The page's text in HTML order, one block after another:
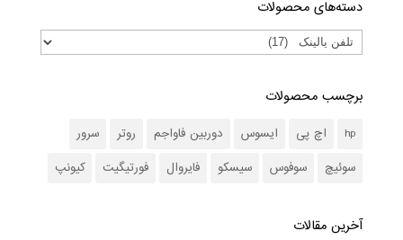
دسته‌های محصولات
برچسب محصولات
hp اچ پی ایسوس دوربین فاواجم روتر
سرور
سوئیچ
سوفوس سیسکو فایروال فورتیگیت کیونپ
آخرین مقالات